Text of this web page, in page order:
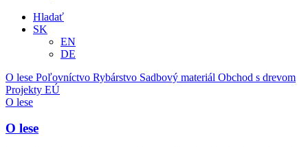
Hladať
SK
EN
DE
O lese Poľovníctvo Rybárstvo Sadbový materiál Obchod s drevom
Projekty EÚ
O lese
O lese